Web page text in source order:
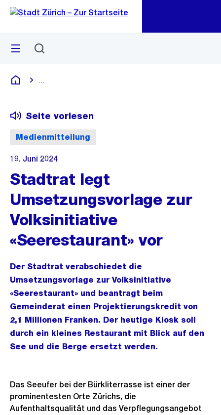
Navigation
Sprunglink
Menü
Deutsch
Medienmitteilung
Seite vorlesen
19. Juni 2024
Stadtrat legt
Umsetzungsvorlage zur
Volksinitiative
«Seerestaurant» vor
Der Stadtrat verabschiedet die
Umsetzungsvorlage zur Volksinitiative
«Seerestaurant» und beantragt beim
Gemeinderat einen Projektierungskredit von
2,1 Millionen Franken. Der heutige Kiosk soll
durch ein kleines Restaurant mit Blick auf den
See und die Berge ersetzt werden.
Das Seeufer bei der Bürkliterrasse ist einer der
prominentesten Orte Zürichs, die
Aufenthaltsqualität und das Verpflegungsangebot